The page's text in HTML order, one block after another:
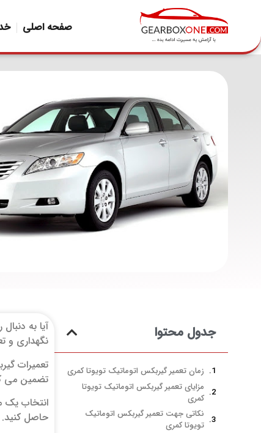
صفحه اصلی
جدول محتوا
زمان تعمیر گیربکس اتوماتیک تویوتا کمری
مزایای تعمیر گیربکس اتوماتیک تویوتا
کمری
نکاتی جهت تعمیر گیربکس اتوماتیک
تویوتا کمری
آیا به
نگهداری و
تعمیرات
تضمین می‌
انتخاب یک
حاصل کنید.